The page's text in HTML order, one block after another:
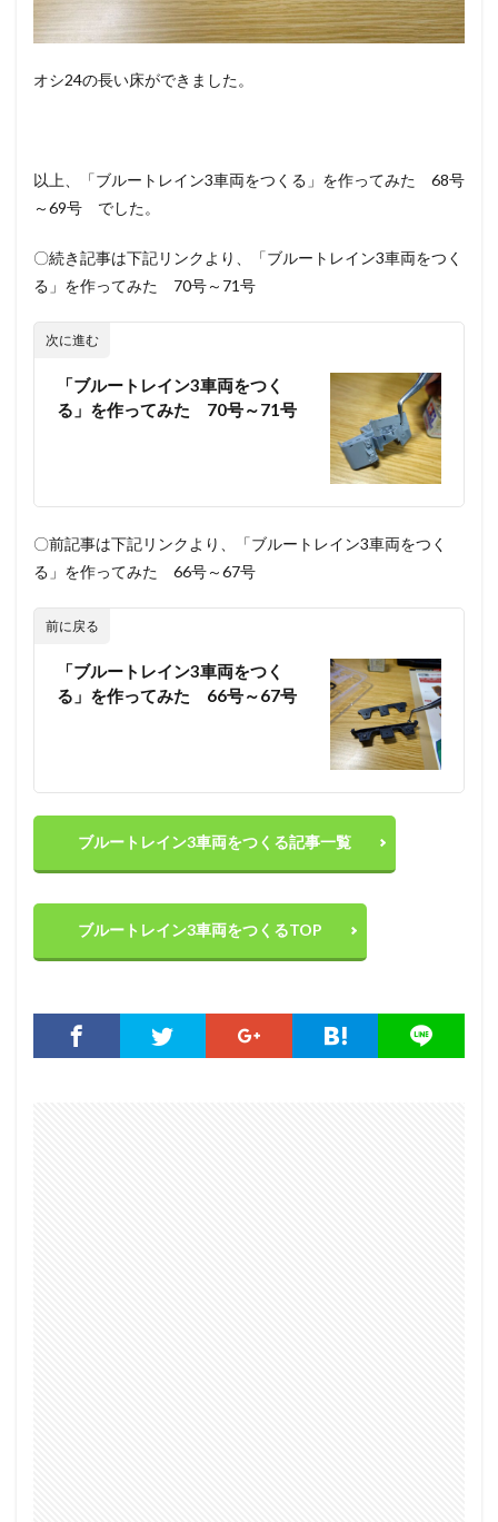
オシ24の長い床ができました。
以上、「ブルートレイン3車両をつくる」を作ってみた 68号
～69号 でした。
〇続き記事は下記リンクより、「ブルートレイン3車両をつく
る」を作ってみた 70号～71号
次に進む
「ブルートレイン3車両をつく
る」を作ってみた 70号～71号
〇前記事は下記リンクより、「ブルートレイン3車両をつく
る」を作ってみた 66号～67号
前に戻る
「ブルートレイン3車両をつく
る」を作ってみた 66号～67号
ブルートレイン3車両をつくる記事一覧
ブルートレイン3車両をつくるTOP